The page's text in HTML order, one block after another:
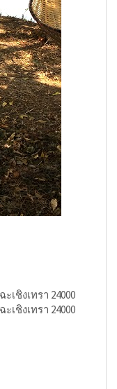
เชิงเทรา 24000
เชิงเทรา 24000